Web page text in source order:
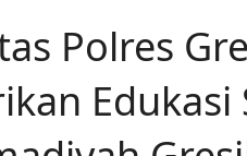
Polres